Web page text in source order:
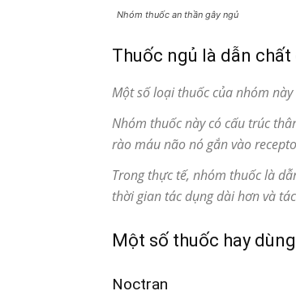
Nhóm thuốc an thần gây ngủ
Thuốc ngủ là dẫn
Một số loại thuốc của nhóm
Nhóm thuốc này có cấu trúc
rào máu não nó gắn vào
Trong thực tế, nhóm thuốc là
thời gian tác dụng dài hơn và
Một số thuốc hay
Noctran